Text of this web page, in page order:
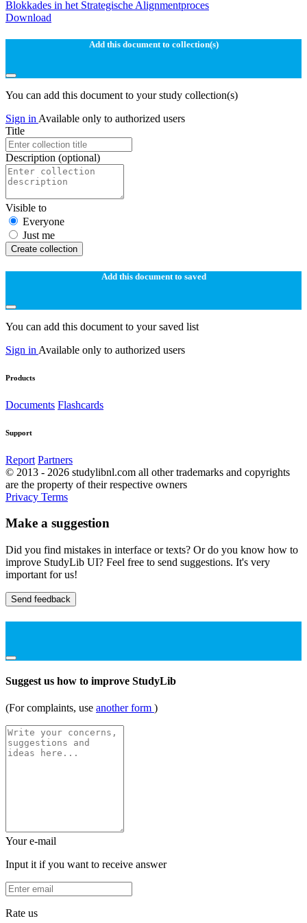
Blokkades in het Strategische Alignmentproces
Download
Add this document to collection(s)
You can add this document to your study collection(s)
Sign in Available only to authorized users
Title
Description (optional)
Visible to
Everyone
Just me
Create collection
Add this document to saved
You can add this document to your saved list
Sign in Available only to authorized users
Products
Documents Flashcards
Support
Report Partners
© 2013 - 2026 studylibnl.com all other trademarks and copyrights
are the property of their respective owners
Privacy Terms
Make a suggestion
Did you find mistakes in interface or texts? Or do you know how to
improve StudyLib UI? Feel free to send suggestions. It's very
important for us!
Send feedback
Suggest us how to improve StudyLib
(For complaints, use another form )
Your e-mail
Input it if you want to receive answer
Rate us